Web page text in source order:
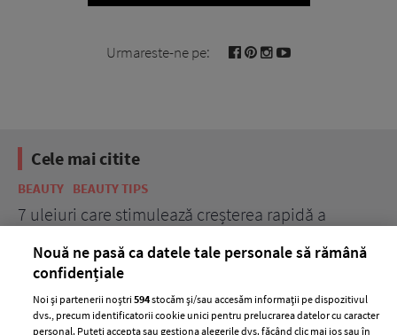
Urmareste-ne pe:
Cele mai citite
BEAUTY BEAUTY TIPS
7 uleiuri care stimulează creșterea rapidă a
Nouă ne pasă ca datele tale personale să rămână
confidențiale
Noi și partenerii noștri594stocăm și/sau accesăm informații pe dispozitivul
dvs., precum identificatorii cookie unici pentru prelucrarea datelor cu caracter
personal. Puteți accepta sau gestiona alegerile dvs. făcând clic mai jos sau în